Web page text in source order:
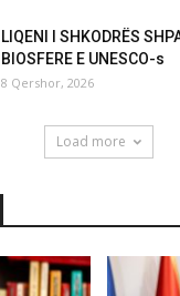
LIQENI I SHKODRËS
BIOSFERE E UNESCO-s
8 Qershor, 2026
Load more